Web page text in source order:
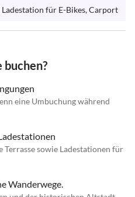
für E-Bikes, Carport
buchen?
eine Umbuchung während
Terrasse sowie Ladestationen für
Wanderwege.